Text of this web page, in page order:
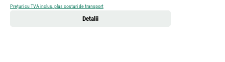
Prețuri cu TVA inclus, plus costuri de transport
Detalii